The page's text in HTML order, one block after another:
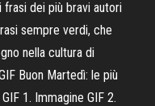
dei più bravi autori
sempre verdi, che
nella cultura di
Buon Martedì: le più
1. Immagine GIF 2.